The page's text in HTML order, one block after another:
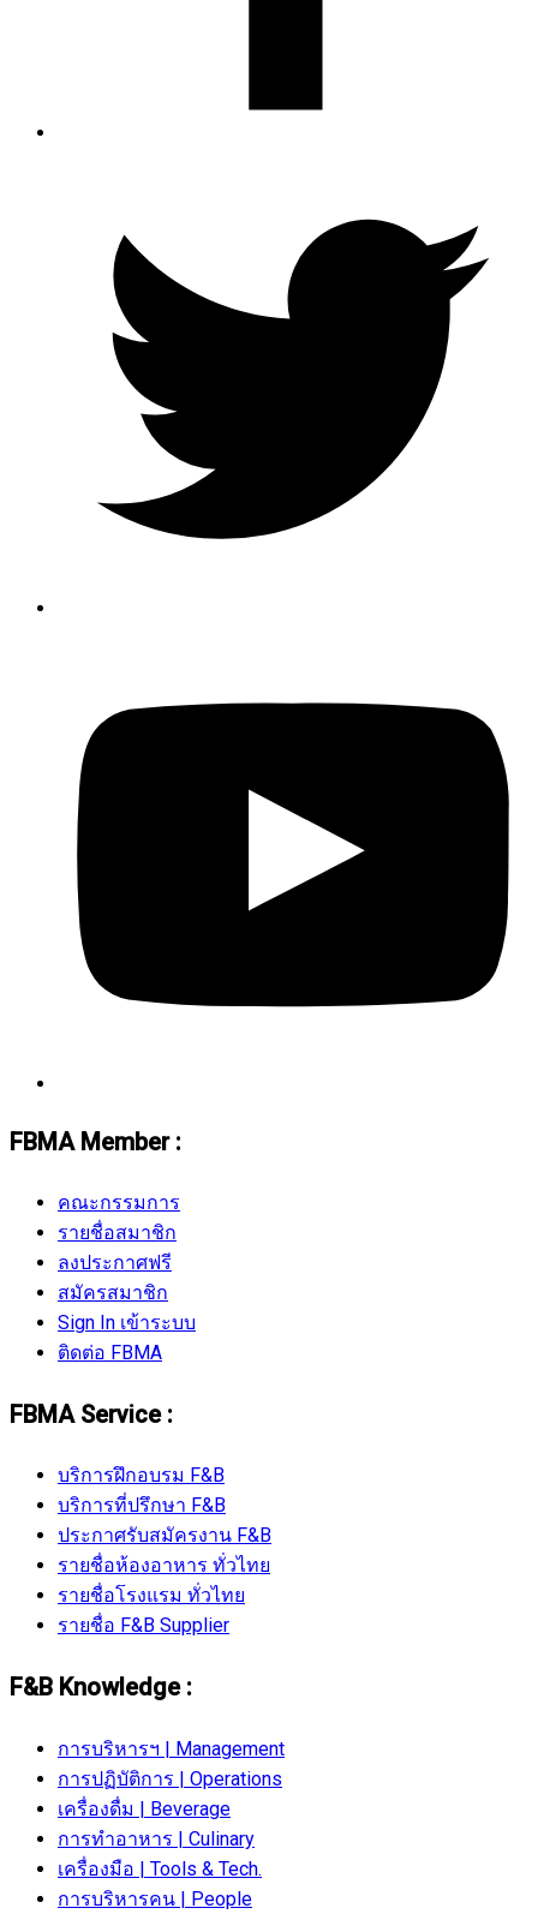
FBMA Member :
คณะกรรมการ
รายชื่อสมาชิก
ลงประกาศฟรี
สมัครสมาชิก
Sign In เข้าระบบ
ติดต่อ FBMA
FBMA Service :
บริการฝึกอบรม F&B
บริการที่ปรึกษา F&B
ประกาศรับสมัครงาน F&B
รายชื่อห้องอาหาร ทั่วไทย
รายชื่อโรงแรม ทั่วไทย
รายชื่อ F&B Supplier
F&B Knowledge :
การบริหารฯ | Management
การปฏิบัติการ | Operations
เครื่องดื่ม | Beverage
การทำอาหาร | Culinary
เครื่องมือ | Tools & Tech.
การบริหารคน | People